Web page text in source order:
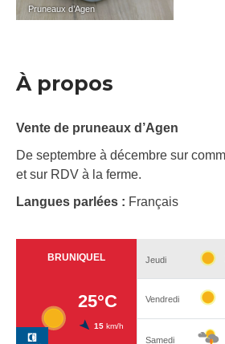
Pruneaux d’Agen
À propos
Vente de pruneaux d’Agen
De septembre à décembre sur
et sur RDV à la ferme.
Langues parlées : Français